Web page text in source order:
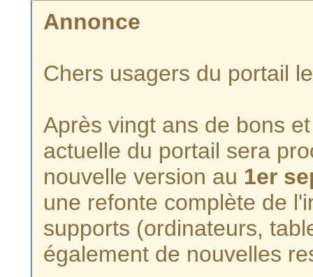
Annonce
Chers usagers du portail
Après vingt ans de bons
actuelle du portail sera
nouvelle version au 1er
une refonte complète de
supports (ordinateurs,
également de nouvelles